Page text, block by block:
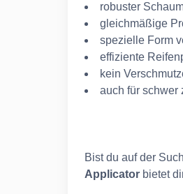
robuster
gleichmäßige
spezielle Form
effiziente
kein
auch für schwer
Bist du auf der
Applicator bietet